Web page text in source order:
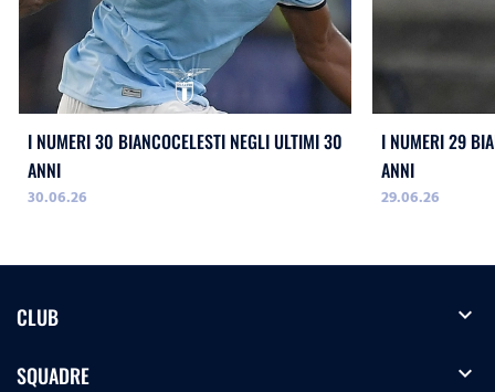
I NUMERI 30 BIANCOCELESTI NEGLI ULTIMI 30
ANNI
30.06.26
I NUMERI 29
ANNI
29.06.26
CLUB expand_more
SQUADRE expand_more